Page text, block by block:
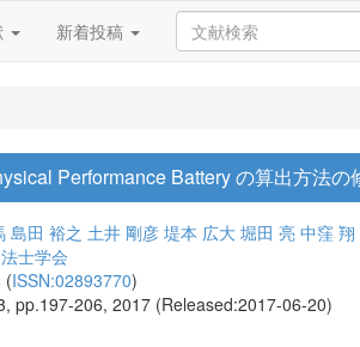
新着投稿
Performance Battery の算出方法の
島田 裕之 土井 剛彦 堤本 広大 堀田 亮 中窪 翔
士学会
(ISSN:02893770)
pp.197-206, 2017 (Released:2017-06-20)